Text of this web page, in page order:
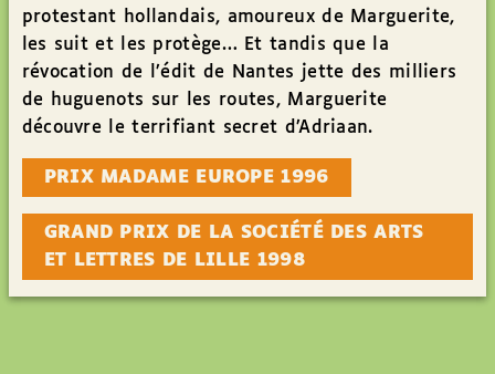
protestant hollandais, amoureux de Marguerite,
les suit et les protège… Et tandis que la
révocation de l’édit de Nantes jette des milliers
de huguenots sur les routes, Marguerite
découvre le terrifiant secret d’Adriaan.
PRIX MADAME EUROPE 1996
GRAND PRIX DE LA SOCIÉTÉ DES ARTS
ET LETTRES DE LILLE 1998